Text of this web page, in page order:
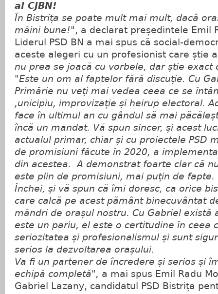
al CJBN!
În Bistrița se poate mult mai mult, dacă
mâini bune!", a declarat președintele Emil
Liderul PSD BN a mai spus că social-
aceste alegeri cu un profesionist care știe
nu prea se joacă cu vorbele, dar știe exact
"Este un om al faptelor fără discuție. Cu
Primărie nu veți mai vedea ceea ce se
,unicipiu, improvizație și heirup electoral.
face în ultimul an cu gândul să mai
încă un mandat. Vă spun sincer, și acest
actualul primar, chiar și cu proiectele PSD
de promisiuni făcute în 2020, a
din acestea. A demonstrat foarte clar că
este plin de promisiuni, mai puțin de fapte.
Închei, și vă spun că îmi doresc, ca orice
care calcă pe acest pământ binecuvântat
mândri de orașul nostru. Cu Gabriel există
este un pariu, el este o certitudine în ceea
seriozitatea și profesionalismul și sunt
serios la dezvoltarea orașului.
Va fi un partener de încredere și serios și
echipă completă", a mai spus Emil Radu
Gabriel Lazany, candidatul PSD Bistrița